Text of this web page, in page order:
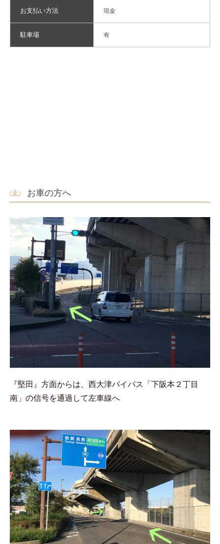
お支払い方法 現金
駐車場 有
お車の方へ
『堅田』方面からは、西大津バイパス「下阪本２丁目
南」の信号を通過して左車線へ